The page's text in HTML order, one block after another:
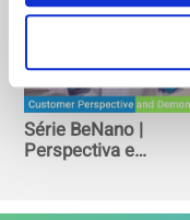
Série BeNano |
Perspectiva e